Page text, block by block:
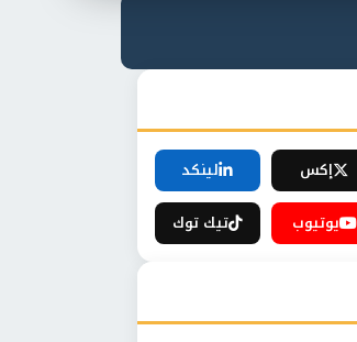
إكس
لينكد
يوتيوب تيك توك